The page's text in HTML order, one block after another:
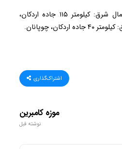
آدرس: اردکان، ورودی شمال شرق: کیلومتر ۱۱۵ جاده اردکان،
چوپانان.
اشتراک‌گذاری
موزه کامبرین
نوشته قبل